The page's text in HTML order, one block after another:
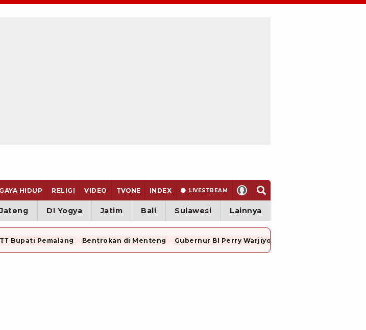
GAYA HIDUP RELIGI VIDEO TVONE INDEX LIVESTREAM
Jateng DI Yogya Jatim Bali Sulawesi Lainnya
Bupati Pemalang Bentrokan di Menteng Gubernur BI Perry Warjiyo Mundur